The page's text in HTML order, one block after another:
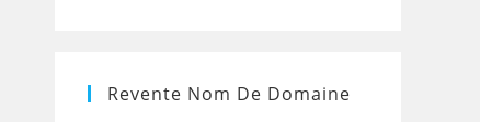
Revente Nom De Domaine